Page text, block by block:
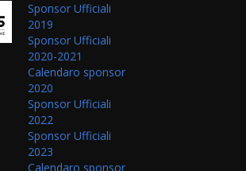
Sponsor Ufficiali
2019
Sponsor Ufficiali
2020-2021
Calendaro sponsor
2020
Sponsor Ufficiali
2022
Sponsor Ufficiali
2023
Calendaro sponsor